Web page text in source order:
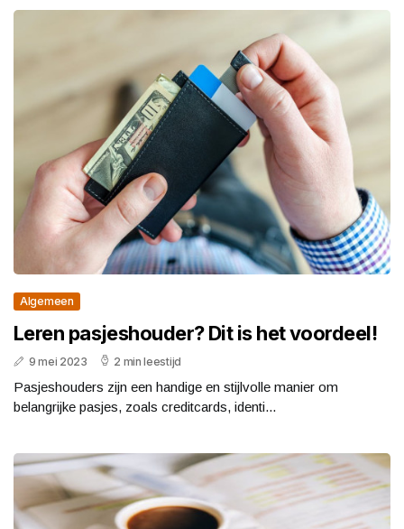
Algemeen
Leren pasjeshouder? Dit is het voordeel!
9 mei 2023 2 min leestijd
Pasjeshouders zijn een handige en stijlvolle manier om
belangrijke pasjes, zoals creditcards, identi...